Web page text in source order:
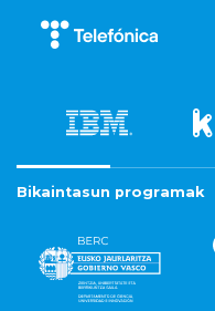
Bikaintasun programak